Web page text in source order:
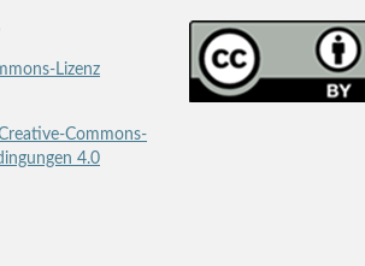
Lizenz
Commons-
4.0